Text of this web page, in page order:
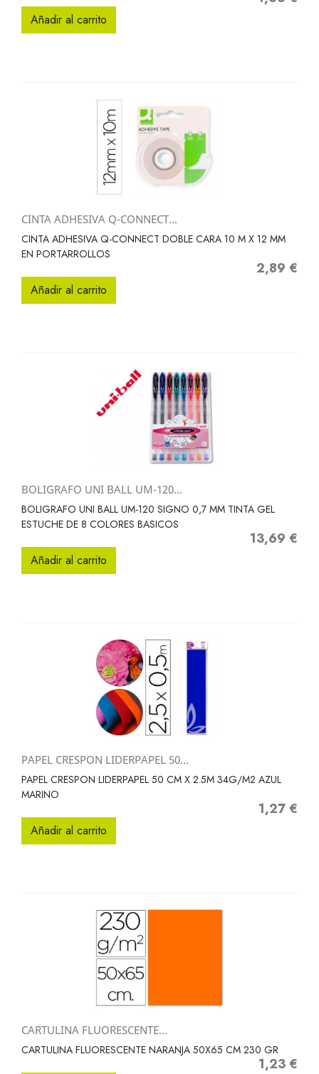
Añadir al carrito
CINTA ADHESIVA Q-CONNECT...
CINTA ADHESIVA Q-CONNECT DOBLE CARA 10 M X 12 MM
EN PORTARROLLOS
Precio
2,89 €
Añadir al carrito
BOLIGRAFO UNI BALL UM-120...
BOLIGRAFO UNI BALL UM-120 SIGNO 0,7 MM TINTA GEL
ESTUCHE DE 8 COLORES BASICOS
Precio
13,69 €
Añadir al carrito
PAPEL CRESPON LIDERPAPEL 50...
PAPEL CRESPON LIDERPAPEL 50 CM X 2.5M 34G/M2 AZUL
MARINO
Precio
1,27 €
Añadir al carrito
CARTULINA FLUORESCENTE...
CARTULINA FLUORESCENTE NARANJA 50X65 CM 230 GR
Precio
1,23 €